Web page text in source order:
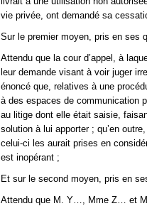
vie privée, ont demandé sa
Sur le premier moyen, pris en ses
Attendu que la cour d’appel, à
leur demande visant à voir juger
énoncé que, relatives à une
à des espaces de communication
au litige dont elle était saisie,
solution à lui apporter ; qu’en
celui-ci les aurait prises en
est inopérant ;
Et sur le second moyen, pris en
Attendu que M. Y…, Mme Z… et